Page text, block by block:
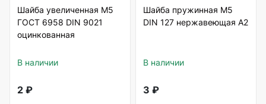
Шайба увеличенная М5
ГОСТ 6958 DIN 9021
оцинкованная
В наличии
2 ₽
Шайба пружинная М5
DIN 127 нержавеющая А2
В наличии
3 ₽